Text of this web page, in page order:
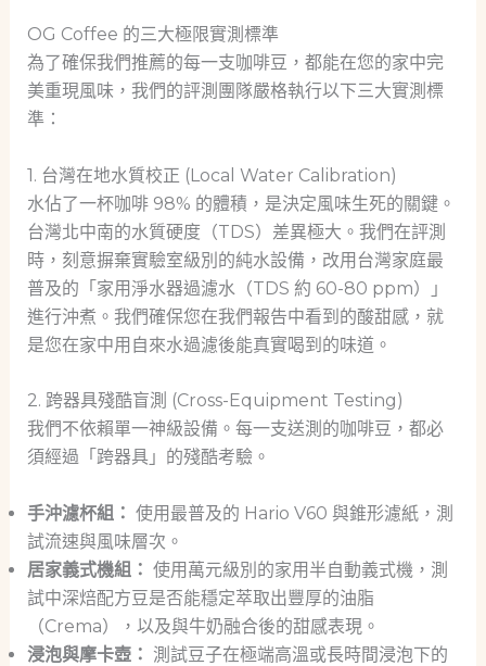
OG Coffee 的三大極限實測標準
為了確保我們推薦的每一支咖啡豆，都能在您的家中完
美重現風味，我們的評測團隊嚴格執行以下三大實測標
準：
1. 台灣在地水質校正 (Local Water Calibration)
水佔了一杯咖啡 98% 的體積，是決定風味生死的關鍵。
台灣北中南的水質硬度（TDS）差異極大。我們在評測
時，刻意摒棄實驗室級別的純水設備，改用台灣家庭最
普及的「家用淨水器過濾水（TDS 約 60-80 ppm）」
進行沖煮。我們確保您在我們報告中看到的酸甜感，就
是您在家中用自來水過濾後能真實喝到的味道。
2. 跨器具殘酷盲測 (Cross-Equipment Testing)
我們不依賴單一神級設備。每一支送測的咖啡豆，都必
須經過「跨器具」的殘酷考驗。
手沖濾杯組： 使用最普及的 Hario V60 與錐形濾紙，測
試流速與風味層次。
居家義式機組： 使用萬元級別的家用半自動義式機，測
試中深焙配方豆是否能穩定萃取出豐厚的油脂
（Crema），以及與牛奶融合後的甜感表現。
浸泡與摩卡壺： 測試豆子在極端高溫或長時間浸泡下的